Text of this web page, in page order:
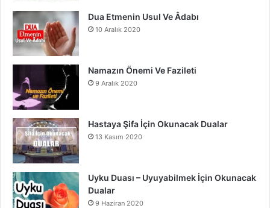
Dua Etmenin Usul Ve Âdabı
10 Aralık 2020
Namazın Önemi Ve Fazileti
9 Aralık 2020
Hastaya Şifa İçin Okunacak Dualar
13 Kasım 2020
Uyku Duası – Uyuyabilmek İçin Okunacak
Dualar
9 Haziran 2020